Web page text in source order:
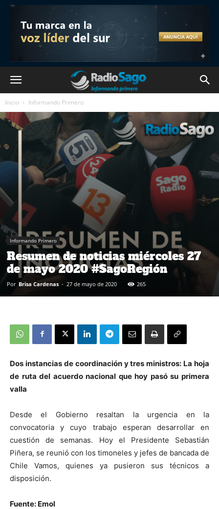
Inicio Informando Primero
Informando Primero
Resumen de noticias miércoles 27
de mayo 2020 #SagoRegión
Por Brisa Cardenas - 27 de mayo de 2020 265
Dos instancias de coordinación y tres ministros: La hoja
de ruta del acuerdo nacional que hoy pasó su primera
valla
Desde el Gobierno resaltan la urgencia en la
convocatoria y cuyo trabajo esperan desarrollar en
cuestión de semanas. Hoy el Presidente Sebastián
Piñera, se reunió con los timoneles y jefes de bancada de
Chile Vamos, quienes ya pusieron sus técnicos a
disposición.
Fuente: Emol